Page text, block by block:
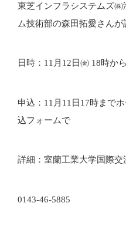
東芝インフラシステムズ㈱
ム技術部の森田拓愛さんが
日時：11月12日㈮ 18時か
申込：11月11日17時まで
込フォームで
詳細：室蘭工業大学国際交
0143-46-5885